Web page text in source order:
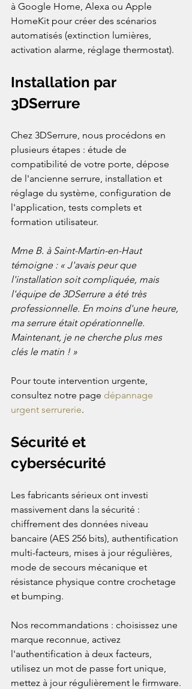
à Google Home, Alexa ou Apple
HomeKit pour créer des scénarios
automatisés (extinction lumières,
activation alarme, réglage thermostat).
Installation par
3DSerrure
Chez 3DSerrure, nous procédons en
plusieurs étapes : étude de
compatibilité de votre porte, dépose
de l'ancienne serrure, installation et
réglage du système, configuration de
l'application, tests complets et
formation utilisateur.
Mme B. à Saint-Martin-en-Haut
témoigne : « J'avais peur que
l'installation soit compliquée, mais
l'équipe de 3DSerrure a été très
professionnelle. En moins d'une heure,
ma serrure était opérationnelle.
Maintenant, je ne cherche plus mes
clés le matin ! »
Pour toute intervention urgente,
consultez notre page dépannage
urgent serrurerie.
Sécurité et
cybersécurité
Les fabricants sérieux ont investi
massivement dans la sécurité :
chiffrement des données niveau
bancaire (AES 256 bits), authentification
multi-facteurs, mises à jour régulières,
mode de secours mécanique et
résistance physique contre crochetage
et bumping.
Nos recommandations : choisissez une
marque reconnue, activez
l'authentification à deux facteurs,
utilisez un mot de passe fort unique,
mettez à jour régulièrement le firmware.